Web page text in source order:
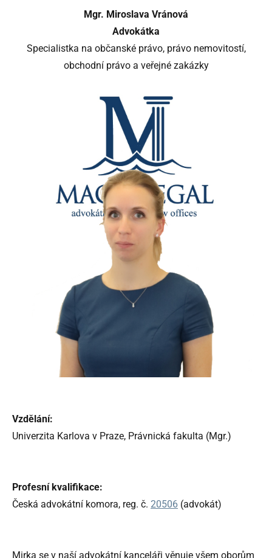
Mgr. Miroslava Vránová
Advokátka
Specialistka na občanské právo, právo nemovitostí,
obchodní právo a veřejné zakázky
Vzdělání:
Univerzita Karlova v Praze, Právnická fakulta (Mgr.)
Profesní kvalifikace:
Česká advokátní komora, reg. č. 20506 (advokát)
Mirka se v naší advokátní kanceláři věnuje všem oborům